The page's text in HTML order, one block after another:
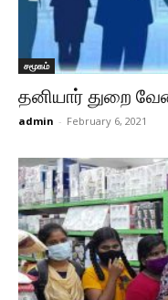
சமூகம்
தனியார் துறை
admin - February 6, 2021